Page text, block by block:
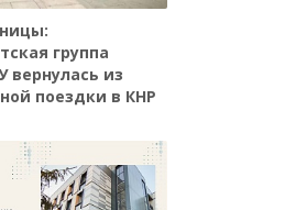
группа
вернулась из
поездки в КНР